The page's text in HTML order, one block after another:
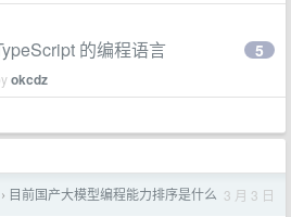
的编程语言
okcdz
5
› 目前国产大模型编程能力排序是什么 3 月 3 日